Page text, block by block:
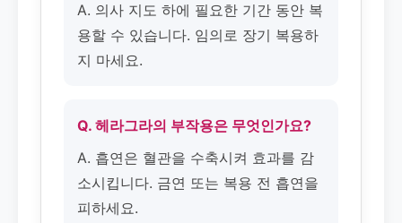
A. 의사 지도 하에 필요한 기간 동안 복
용할 수 있습니다. 임의로 장기 복용하
지 마세요.
Q. 헤라그라의 부작용은 무엇인가요?
A. 흡연은 혈관을 수축시켜 효과를 감
소시킵니다. 금연 또는 복용 전 흡연을
피하세요.